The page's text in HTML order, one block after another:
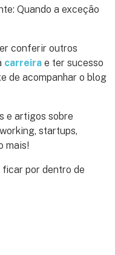
Quando a exceção
conferir outros
carreira e ter sucesso
de acompanhar o blog
e artigos sobre
startups,
mais!
por dentro de